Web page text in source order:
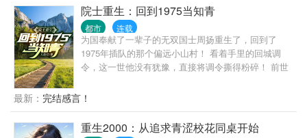
院士重生：回到1975当知青
都市 连载
为国奉献了一辈子的无双国士周扬重生了，回到了
1975年插队的那个偏远小山村！ 看着手里的回城调
令，这一世他没有犹豫，直接将调令撕得粉碎！ 前世
幼薇母女蒙难惨死。 重活一世，周扬只想老婆孩子热
的时代！
最新： 完结感言！
重生2000：从追求青涩校花同桌开始